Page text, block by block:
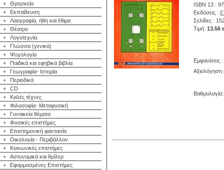
+
Θρησκεία
+
Εκπαίδευση
+
Λαογραφία, ήθη και έθιμα
+
Θέατρο
+
Λογοτεχνία
+
Γλώσσα (γενικά)
+
Ψυχολογία
+
Παιδικά και εφηβικά βιβλία
+
Γεωγραφία- Ιστορία
+
Περιοδικά
+
CD
+
Καλές τέχνες
+
Φιλοσοφία- Μεταφυσική
+
Γυναικεία θέματα
+
Φυσικές επιστήμες
+
Επιστημονική φαντασία
+
Οικολογία - Περιβάλλον
+
Κοινωνικές επιστήμες
+
Αστυνομικά και θρίλερ
+
Εφαρμοσμένες Επιστήμες
ISBN 13 :
Εκδόσεις :
Σελίδες :
Τιμή: 13.56
Εμφανίσεις
Αξιολόγηση